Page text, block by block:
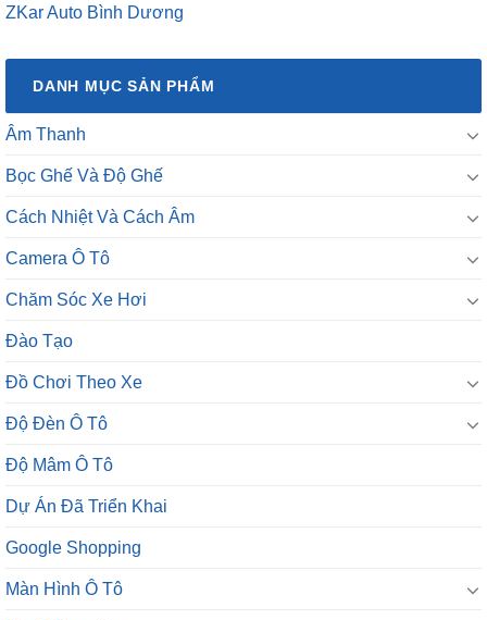
ZKar Auto Bình Dương
DANH MỤC SẢN PHẨM
Âm Thanh
Bọc Ghế Và Độ Ghế
Cách Nhiệt Và Cách Âm
Camera Ô Tô
Chăm Sóc Xe Hơi
Đào Tạo
Đồ Chơi Theo Xe
Độ Đèn Ô Tô
Độ Mâm Ô Tô
Dự Án Đã Triển Khai
Google Shopping
Màn Hình Ô Tô